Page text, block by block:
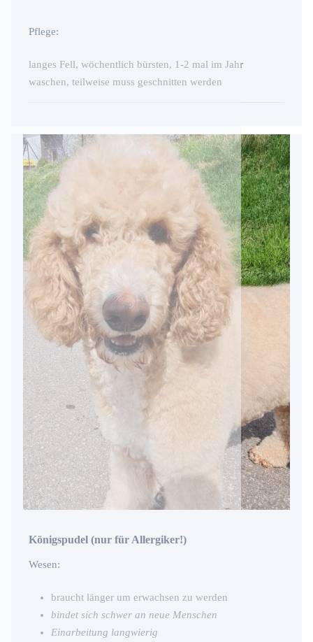
Pflege:
langes Fell, wöchentlich bürsten, 1-2 mal im Jahr
waschen, teilweise muss geschnitten werden
Königspudel (nur für Allergiker!)
Wesen:
braucht länger um erwachsen zu werden
bindet sich schwer an neue Menschen
Einarbeitung langwierig